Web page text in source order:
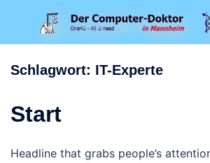
springen
Schlagwort: IT-Experte
Start
Headline that grabs people’s